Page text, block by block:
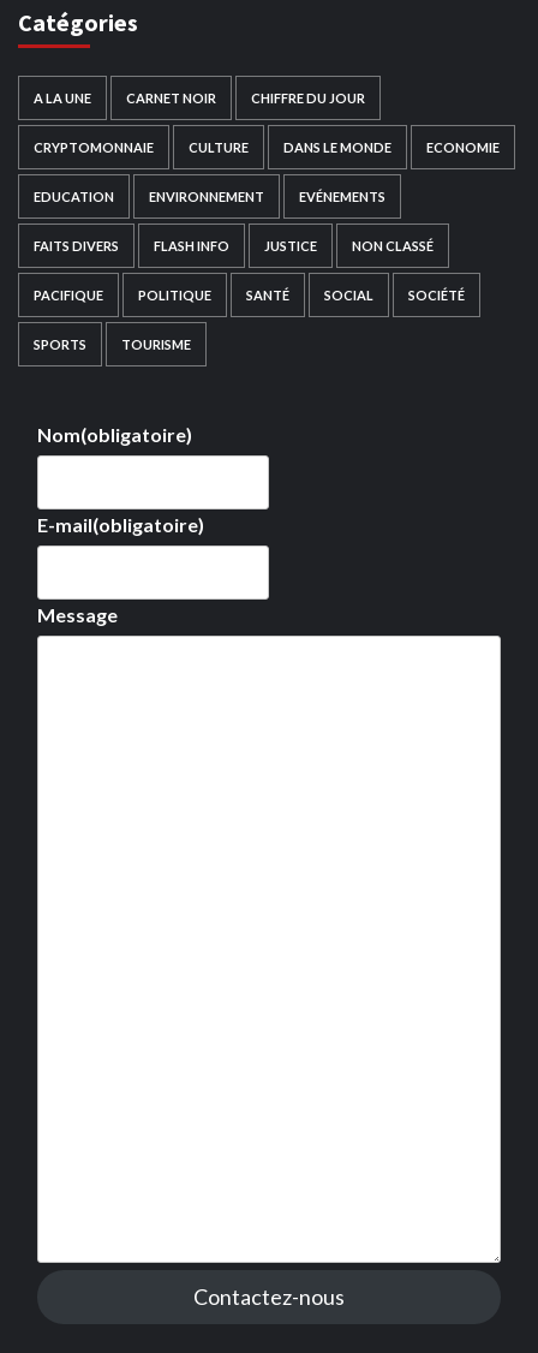
Catégories
A LA UNE CARNET NOIR CHIFFRE DU JOUR
CRYPTOMONNAIE CULTURE DANS LE MONDE ECONOMIE
EDUCATION ENVIRONNEMENT EVÉNEMENTS
FAITS DIVERS FLASH INFO JUSTICE NON CLASSÉ
PACIFIQUE POLITIQUE SANTÉ SOCIAL SOCIÉTÉ
SPORTS TOURISME
Nom(obligatoire)
E-mail(obligatoire)
Message
Contactez-nous